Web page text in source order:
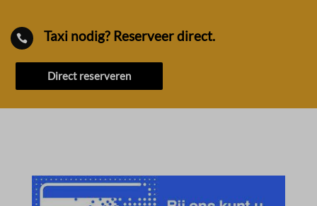
 Taxi nodig? Reserveer direct.
Direct reserveren